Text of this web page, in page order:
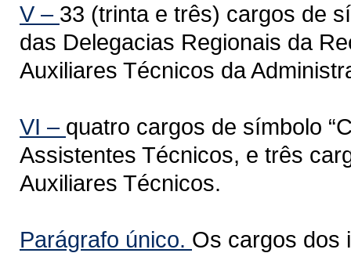
V – 33 (trinta e três) cargos de
das Delegacias Regionais da
Auxiliares Técnicos da
VI – quatro cargos de símbolo
Assistentes Técnicos, e três
Auxiliares Técnicos.
Parágrafo único. Os cargos dos